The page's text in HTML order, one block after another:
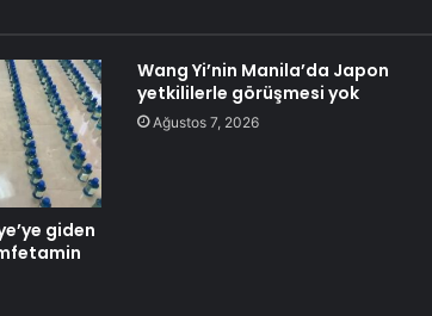
giden
Wang Yi’nin Manila’da Japon
yetkililerle görüşmesi yok
Ağustos 7, 2026